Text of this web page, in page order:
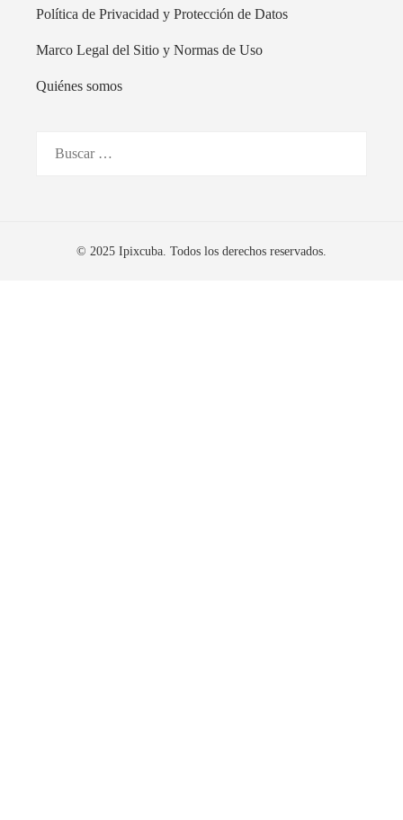
Política de Privacidad y Protección de Datos
Marco Legal del Sitio y Normas de Uso
Quiénes somos
© 2025 Ipixcuba. Todos los derechos reservados.